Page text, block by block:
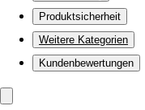
Produktsicherheit
Weitere Kategorien
Kundenbewertungen